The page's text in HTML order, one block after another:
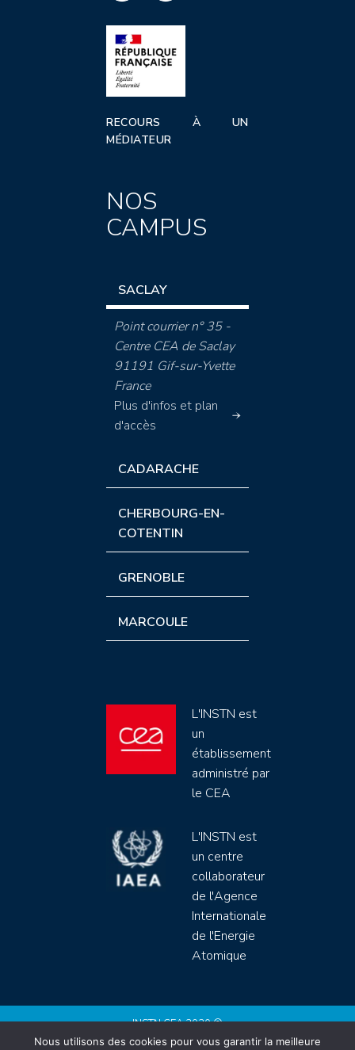
RECOURS À UN
MÉDIATEUR
NOS
CAMPUS
SACLAY
Point courrier n° 35 -
Centre CEA de Saclay
91191 Gif-sur-Yvette
France
Plus d'infos et plan
d'accès
CADARACHE
CHERBOURG-EN-
COTENTIN
GRENOBLE
MARCOULE
L'INSTN est
un
établissement
administré par
le CEA
L'INSTN est
un centre
collaborateur
de l'Agence
Internationale
de l'Energie
Atomique
INSTN CEA 2020 ©
Politique de protection de données (rgpd)
Nous utilisons des cookies pour vous garantir la meilleure